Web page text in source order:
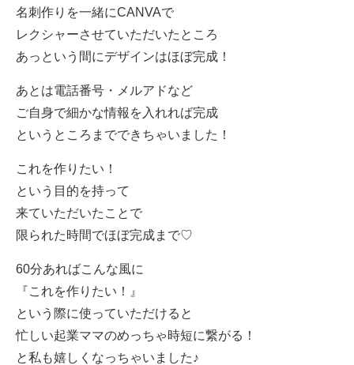
名刺作りを一緒にCANVAで
レクシャーさせていただいたところ
あっという間にデザインはほぼ完成！
あとは電話番号・メルアドなど
ご自身で細かな情報を入れれば完成
というところまでできちゃいました！
これを作りたい！
という目的を持って
来ていただいたことで
限られた時間でほぼ完成まで♡
60分あればこんな風に
『これを作りたい！』
という際に使っていただけると
忙しい起業ママのめっちゃ時短に繋がる！
と私も嬉しくなっちゃいました♪